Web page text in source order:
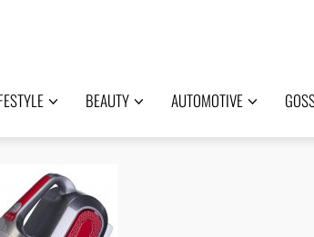
BEAUTY AUTOMOTIVE